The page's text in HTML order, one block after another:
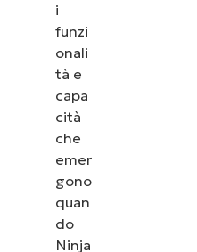
i
funzi
onali
tà e
capa
cità
che
emer
gono
quan
do
Ninja